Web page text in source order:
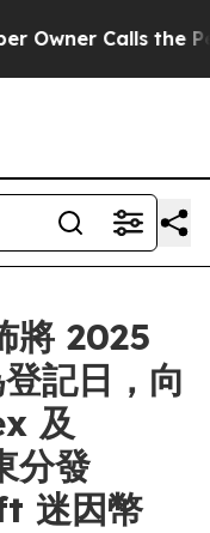
Calls the
2025
記日，向
及
分發
迷因幣